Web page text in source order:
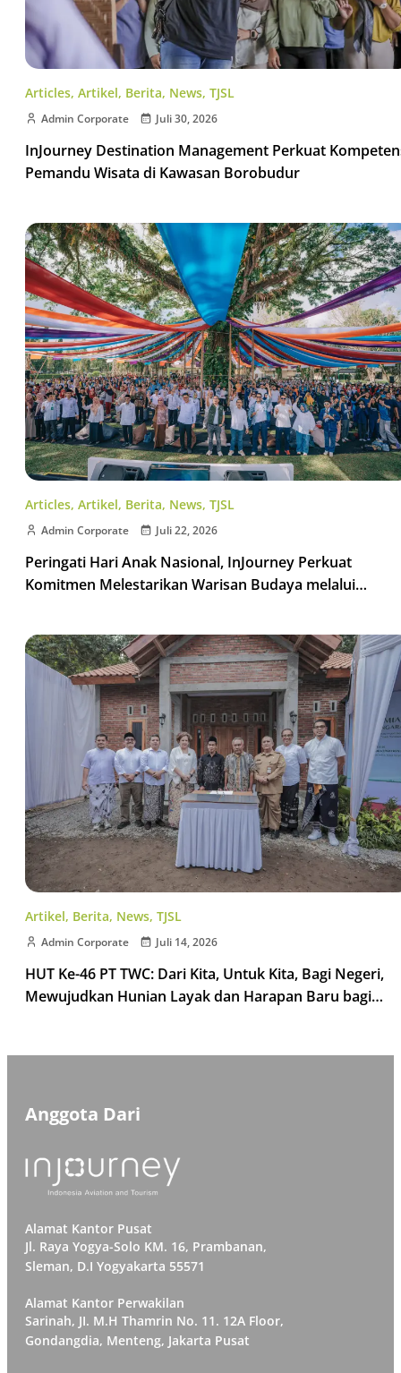
Articles, Artikel, Berita, News, TJSL
Admin Corporate Juli 30, 2026
InJourney Destination Management Perkuat
Pemandu Wisata di Kawasan Borobudur
Articles, Artikel, Berita, News, TJSL
Admin Corporate Juli 22, 2026
Peringati Hari Anak Nasional, InJourney Perkuat
Komitmen Melestarikan Warisan Budaya melalui
Artikel, Berita, News, TJSL
Admin Corporate Juli 14, 2026
HUT Ke-46 PT TWC: Dari Kita, Untuk Kita, Bagi Negeri,
Mewujudkan Hunian Layak dan Harapan Baru bagi
Anggota Dari
Alamat Kantor Pusat
Jl. Raya Yogya-Solo KM. 16, Prambanan,
Sleman, D.I Yogyakarta 55571
Alamat Kantor Perwakilan
Sarinah, JI. M.H Thamrin No. 11. 12A Floor,
Gondangdia, Menteng, Jakarta Pusat